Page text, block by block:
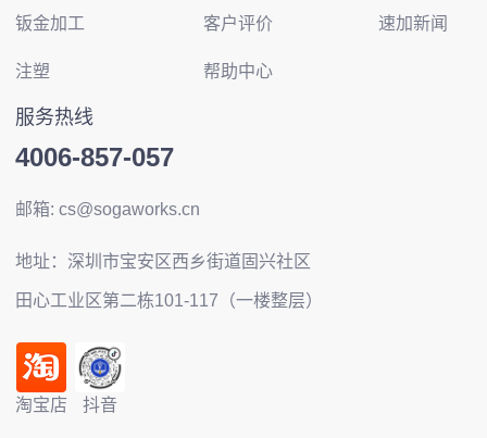
钣金加工
注塑
客户评价
帮助中心
速加新闻
服务热线
4006-857-057
邮箱: cs@sogaworks.cn
地址：深圳市宝安区西乡街道固兴社区
田心工业区第二栋101-117（一楼整层）
淘宝店 抖音